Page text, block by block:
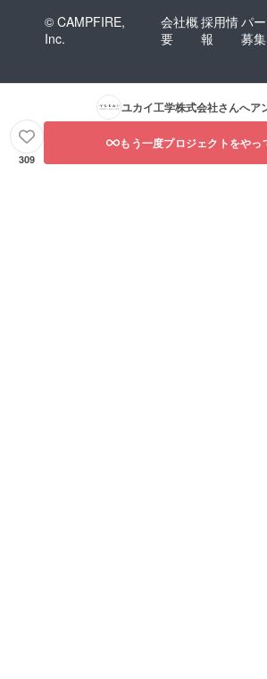
© CAMPFIRE,
Inc.
会社概
要
採用情
報
パ
募集
ユカイ工学株式会社さんへア
309
もう一度プロジェクトをやっ